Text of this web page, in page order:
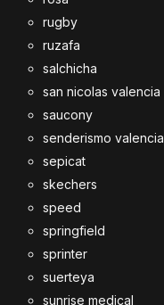
rugby
ruzafa
salchicha
san nicolas valencia
saucony
senderismo valencia
sepicat
skechers
speed
springfield
sprinter
suerteya
sunrise medical